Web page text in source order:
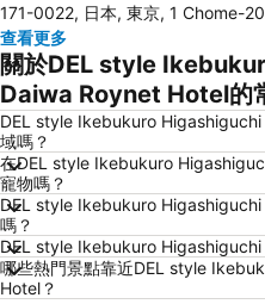
錦系釘站
東京迪士尼
日本橋站
Haneda Airport International Terminal Station
赤坂站
六本木車站
羽田機場 東京國際機場
築地魚市場
Kawasaki Station
171-0022, 日本, 東京, 1 Chome-
查看更多
關於DEL style
Daiwa Roynet Hotel的
DEL style Ikebukuro
域嗎？
在DEL style Ikebukuro
寵物嗎？
DEL style Ikebukuro
嗎？
DEL style Ikebukuro
哪些熱門景點靠近DEL style
Hotel？